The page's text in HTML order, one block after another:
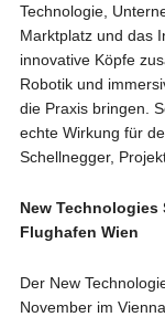
Technologie,
Marktplatz und das
innovative Köpfe
Robotik und
die Praxis bringen.
echte Wirkung für
Schellnegger,
New Technologies
Flughafen Wien
Der New
November im